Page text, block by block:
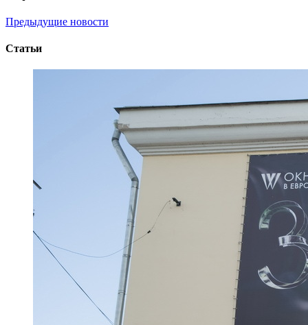
Предыдущие новости
Статьи